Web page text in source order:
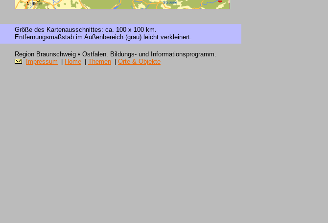
Größe des Kartenausschnittes: ca. 100 x 100 km.
Entfernungsmaßstab im Außenbereich (grau) leicht verkleinert.
Region Braunschweig • Ostfalen. Bildungs- und Informationsprogramm.
Impressum
Home Themen Orte & Objekte